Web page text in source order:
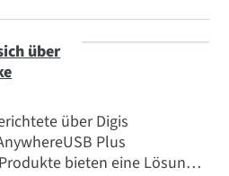
nicht mehr auf das
sondern auf die
die Unterstützung der
Nutzers.
über
über Digis
Plus
bieten eine Lösung